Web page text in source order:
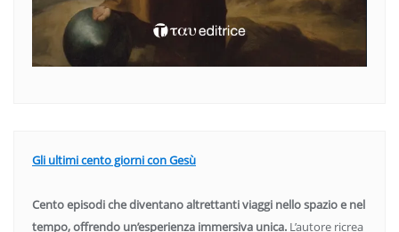
Gli ultimi cento giorni con Gesù
Cento episodi che diventano altrettanti viaggi nello spazio e nel
tempo, offrendo un’esperienza immersiva unica. L’autore ricrea